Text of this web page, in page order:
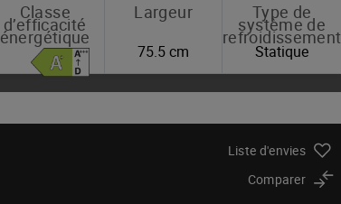
Classe
d’efficacité
énergétique
Largeur
75.5 cm
Type de
système de
refroidissement
Statique
Liste d'envies
Comparer